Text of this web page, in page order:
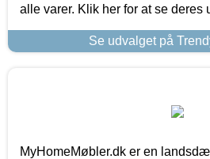
alle varer. Klik her for at se deres
Se udvalget på
MyHomeMøbler.dk er en